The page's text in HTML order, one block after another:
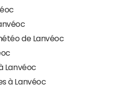
de Lanvéoc
Lanvéoc
à Lanvéoc